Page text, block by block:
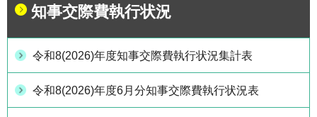
知事交際費執行状況
令和8(2026)年度知事交際費執行状況集計表
令和8(2026)年度6月分知事交際費執行状況表